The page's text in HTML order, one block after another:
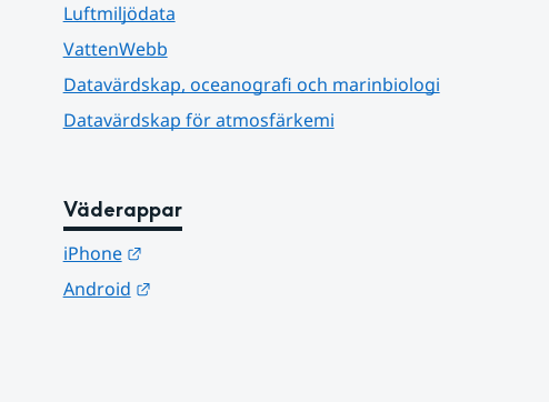
Luftmiljödata
VattenWebb
Datavärdskap, oceanografi och marinbiologi
Datavärdskap för atmosfärkemi
Väderappar
iPhone
Länk till annan webbplats.
Android
Länk till annan webbplats.